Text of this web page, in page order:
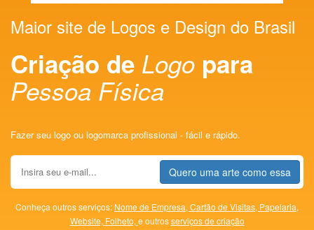
Maior site de Logos e Design do Brasil
Criação de Logo para
Pessoa Física
Fazer seu logo ou logomarca profissional - fácil e rápido.
Quero uma arte como essa
Conheça outros serviços: Nome de Empresa, Cartão de Visitas, Papelaria,
Website, Folheto, e outrosserviços de criação